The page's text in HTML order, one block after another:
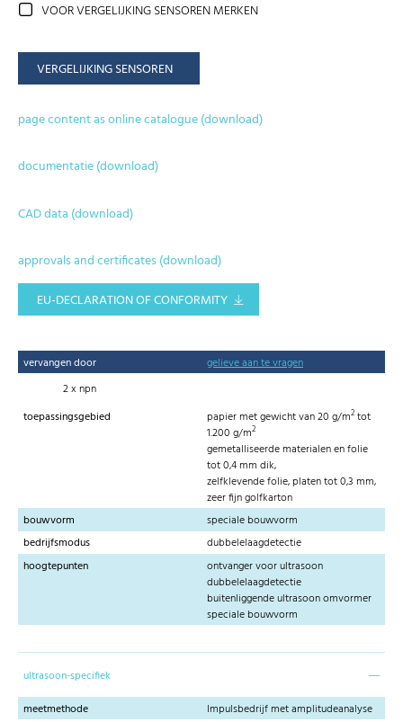
VOOR VERGELIJKING SENSOREN MERKEN
VERGELIJKING SENSOREN
page content as online catalogue (download)
documentatie (download)
CAD data (download)
approvals and certificates (download)
EU-DECLARATION OF CONFORMITY
vervangen door
gelieve aan te vragen
2 x npn
toepassingsgebied
papier met gewicht van 20 g/m2 tot
1.200 g/m2
gemetalliseerde materialen en folie
tot 0,4 mm dik,
zelfklevende folie, platen tot 0,3 mm,
zeer fijn golfkarton
bouwvorm
speciale bouwvorm
bedrijfsmodus
dubbelelaagdetectie
hoogtepunten
ontvanger voor ultrasoon
dubbelelaagdetectie
buitenliggende ultrasoon omvormer
speciale bouwvorm
ultrasoon-specifiek
meetmethode
Impulsbedrijf met amplitudeanalyse